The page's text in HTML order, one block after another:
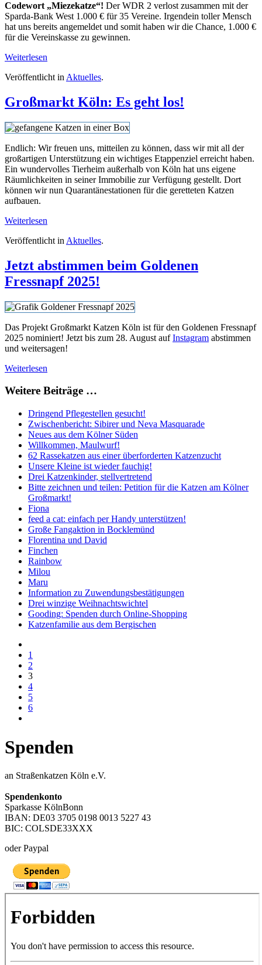
Codewort „Miezekatze“! Der WDR 2 verlost zusammen mit der
Sparda-Bank West 1.000 € für 35 Vereine. Irgendein toller Mensch
hat uns bereits angemeldet und somit haben wir die Chance, 1.000 €
für die Vereinskasse zu gewinnen.
Weiterlesen
Veröffentlicht in Aktuelles.
Großmarkt Köln: Es geht los!
Endlich: Wir freuen uns, mitteilen zu können, dass wir mit all der
großartigen Unterstützung ein wichtiges Etappenziel erreicht haben.
Ein wundervolles Tierheim außerhalb von Köln hat uns eigene
Räumlichkeiten in seiner Immobilie zur Verfügung gestellt. Dort
können wir nun Quarantänestationen für die geretteten Katzen
aufbauen.
Weiterlesen
Veröffentlicht in Aktuelles.
Jetzt abstimmen beim Goldenen
Fressnapf 2025!
Das Projekt Großmarkt Katzen Köln ist für den Goldenen Fressnapf
2025 nominiert! Jetzt bis zum 28. August aufInstagram abstimmen
und weitersagen!
Weiterlesen
Weitere Beiträge …
Dringend Pflegestellen gesucht!
Zwischenbericht: Sibirer und Neva Masquarade
Neues aus dem Kölner Süden
Willkommen, Maulwurf!
62 Rassekatzen aus einer überforderten Katzenzucht
Unsere Kleine ist wieder fauchig!
Drei Katzenkinder, stellvertretend
Bitte zeichnen und teilen: Petition für die Katzen am Kölner
Großmarkt!
Fiona
feed a cat: einfach per Handy unterstützen!
Große Fangaktion in Bocklemünd
Florentina und David
Finchen
Rainbow
Milou
Maru
Information zu Zuwendungsbestätigungen
Drei winzige Weihnachtswichtel
Gooding: Spenden durch Online-Shopping
Katzenfamilie aus dem Bergischen
1
2
3
4
5
6
Spenden
an Straßenkatzen Köln e.V.
Spendenkonto
Sparkasse KölnBonn
IBAN: DE03 3705 0198 0013 5227 43
BIC: COLSDE33XXX
oder Paypal